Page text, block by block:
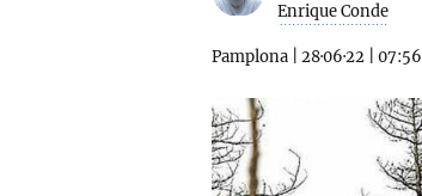
Enrique Conde
Pamplona 28·06·22 07:56